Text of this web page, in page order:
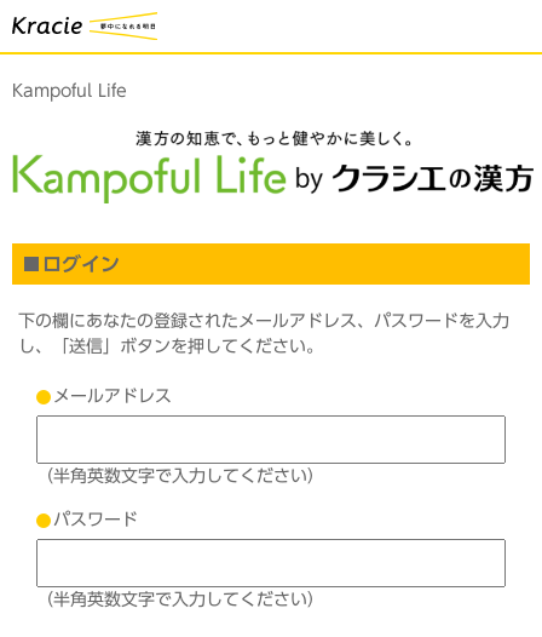
Kampoful Life
ログイン
下の欄にあなたの登録されたメールアドレス、パスワードを入力
し、「送信」ボタンを押してください。
メールアドレス
（半角英数文字で入力してください）
パスワード
（半角英数文字で入力してください）